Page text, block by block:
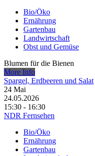
Bio/Öko
Ernährung
Gartenbau
Landwirtschaft
Obst und Gemüse
Blumen für die Bienen
More Info
Spargel, Erdbeeren und Salat
24 Mai
24.05.2026
15:30 - 16:30
NDR Fernsehen
Bio/Öko
Ernährung
Gartenbau